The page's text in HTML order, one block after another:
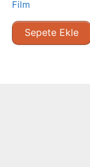
Film
Sepete Ekle